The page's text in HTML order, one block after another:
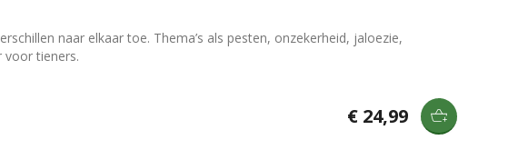
naar elkaar toe. Thema’s als pesten, onzekerheid, jaloezie,
voor tieners.
€ 24,99